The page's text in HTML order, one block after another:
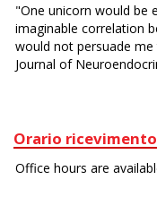
Orario ricevimento